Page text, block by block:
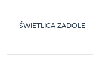
ŚWIETLICA ZADOLE